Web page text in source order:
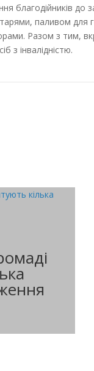
благодійників до
паливом
Разом з тим,
з інвалідністю.